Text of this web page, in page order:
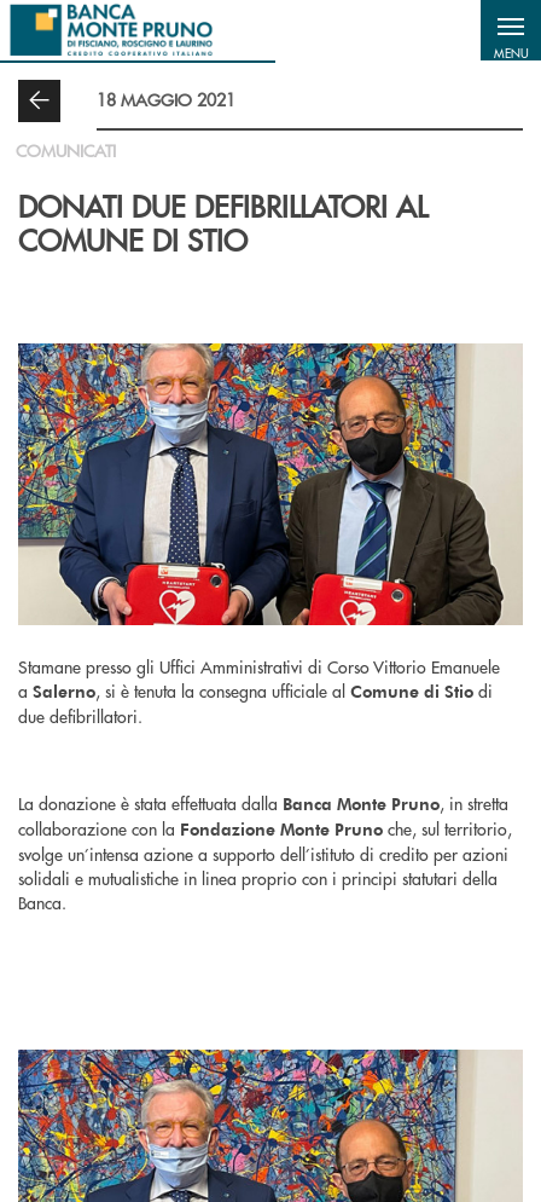
Salta al contenuto principale
MENU
18 MAGGIO 2021
COMUNICATI
DONATI DUE DEFIBRILLATORI AL
COMUNE DI STIO
Stamane presso gli Uffici Amministrativi di Corso Vittorio Emanuele
a Salerno, si è tenuta la consegna ufficiale al Comune di Stio di
due defibrillatori.
La donazione è stata effettuata dalla Banca Monte Pruno, in stretta
collaborazione con la Fondazione Monte Pruno che, sul territorio,
svolge un’intensa azione a supporto dell’istituto di credito per azioni
solidali e mutualistiche in linea proprio con i principi statutari della
Banca.